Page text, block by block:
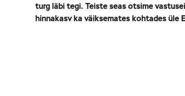
turg läbi tegi. Teiste seas otsime
hinnakasv ka väiksemates kohtades üle